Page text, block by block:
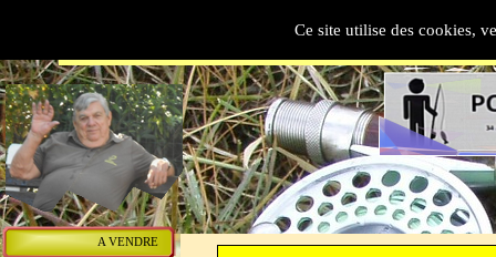
Ce site utilise des cookies,
AAPPMA   DU
A VENDRE